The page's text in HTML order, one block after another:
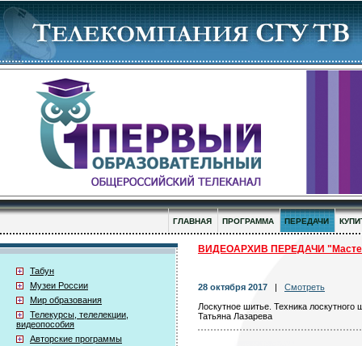
ГЛАВНАЯ ПРОГРАММА ПЕРЕДАЧИ
Табун
Музеи России
Мир образования
Телекурсы, телелекции,
видеопособия
Авторские программы
ВИДЕОАРХИВ ПЕРЕДАЧИ
28 октября 2017
Смотреть
Лоскутное шитье. Техника
Татьяна Лазарева